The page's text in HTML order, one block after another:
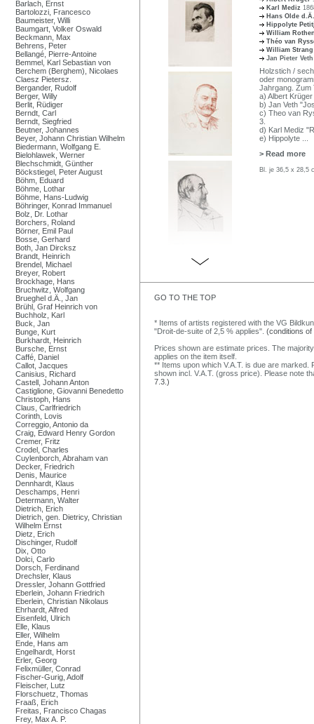
Barlach, Ernst
Bartolozzi, Francesco
Baumeister, Willi
Baumgart, Volker Oswald
Beckmann, Max
Behrens, Peter
Bellangé, Pierre-Antoine
Bemmel, Karl Sebastian von
Berchem (Berghem), Nicolaes
Claesz Pietersz.
Bergander, Rudolf
Berger, Willy
Berlit, Rüdiger
Berndt, Carl
Berndt, Siegfried
Beutner, Johannes
Beyer, Johann Christian Wilhelm
Biedermann, Wolfgang E.
Bielohlawek, Werner
Blechschmidt, Günther
Böckstiegel, Peter August
Böhm, Eduard
Böhme, Lothar
Böhme, Hans-Ludwig
Böhringer, Konrad Immanuel
Bolz, Dr. Lothar
Borchers, Roland
Börner, Emil Paul
Bosse, Gerhard
Both, Jan Dircksz
Brandt, Heinrich
Brendel, Michael
Breyer, Robert
Brockhage, Hans
Bruchwitz, Wolfgang
Brueghel d.Ä., Jan
Brühl, Graf Heinrich von
Buchholz, Karl
Buck, Jan
Bunge, Kurt
Burkhardt, Heinrich
Bursche, Ernst
Caffé, Daniel
Callot, Jacques
Canisius, Richard
Castell, Johann Anton
Castiglione, Giovanni Benedetto
Christoph, Hans
Claus, Carlfriedrich
Corinth, Lovis
Correggio, Antonio da
Craig, Edward Henry Gordon
Cremer, Fritz
Crodel, Charles
Cuylenborch, Abraham van
Decker, Friedrich
Denis, Maurice
Dennhardt, Klaus
Deschamps, Henri
Determann, Walter
Dietrich, Erich
Dietrich, gen. Dietricy, Christian
Wilhelm Ernst
Dietz, Erich
Dischinger, Rudolf
Dix, Otto
Dolci, Carlo
Dorsch, Ferdinand
Drechsler, Klaus
Dressler, Johann Gottfried
Eberlein, Johann Friedrich
Eberlein, Christian Nikolaus
Ehrhardt, Alfred
Eisenfeld, Ulrich
Elle, Klaus
Eller, Wilhelm
Ende, Hans am
Engelhardt, Horst
Erler, Georg
Felixmüller, Conrad
Fischer-Gurig, Adolf
Fleischer, Lutz
Florschuetz, Thomas
Fraaß, Erich
Freitas, Francisco Chagas
Frey, Max A. P.
Karl Mediz
Hans Olde
Hippolyte
William
Théo van
William
Jan Pieter
Holzstich /
oder
Jahrgang. Zum
a) Albert
b) Jan Veth
c) Theo van
3.
d) Karl Mediz
e) Hippolyte
> Read more
Bl. je 36,5 x 28,5
GO TO THE TOP
* Items of artists registered with the VG
"Droit-de-suite of 2,5 % applies". (conditions of
Prices shown are estimate prices. The
applies on the item itself.
** Items upon which V.A.T. is due are
shown incl. V.A.T. (gross price). Please note
7.3.)